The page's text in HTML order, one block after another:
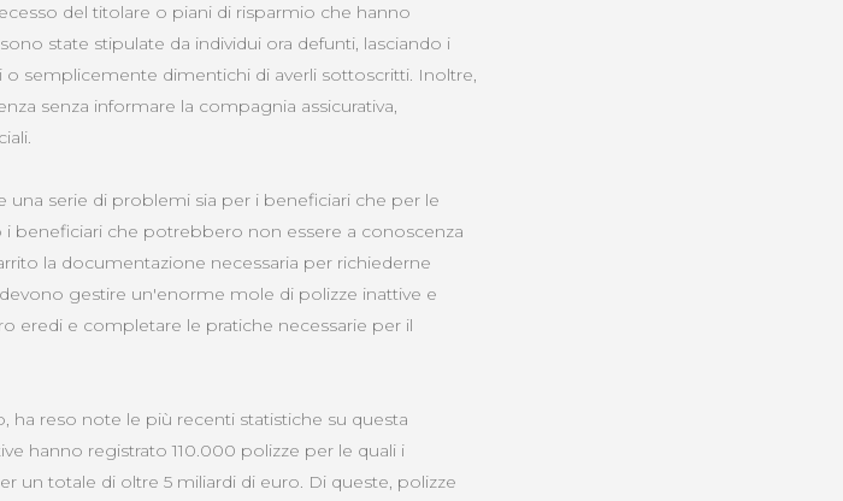
del titolare o piani di risparmio che hanno
state stipulate da individui ora defunti, lasciando i
o semplicemente dimentichi di averli sottoscritti. Inoltre,
senza informare la compagnia assicurativa,
serie di problemi sia per i beneficiari che per le
beneficiari che potrebbero non essere a conoscenza
la documentazione necessaria per richiederne
gestire un'enorme mole di polizze inattive e
eredi e completare le pratiche necessarie per il
ha reso note le più recenti statistiche su questa
hanno registrato 110.000 polizze per le quali i
un totale di oltre 5 miliardi di euro. Di queste, polizze